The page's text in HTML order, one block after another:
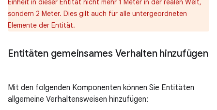
Einheit in dieser Entität nicht mehr 1 Meter in der realen Welt,
sondern 2 Meter. Dies gilt auch für alle untergeordneten
Elemente der Entität.
Entitäten gemeinsames Verhalten hinzufügen
Mit den folgenden Komponenten können Sie Entitäten
allgemeine Verhaltensweisen hinzufügen: